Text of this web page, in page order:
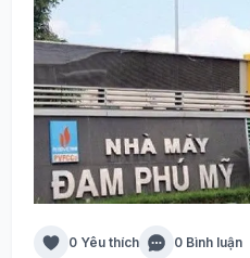
0 Yêu thích 0 Bình luận